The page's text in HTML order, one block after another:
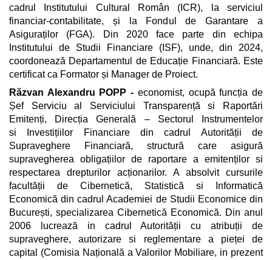
cadrul Institutului Cultural Român (ICR), la serviciul
financiar-contabilitate, și la Fondul de Garantare a
Asiguraților (FGA). Din 2020 face parte din echipa
Institutului de Studii Financiare (ISF), unde, din 2024,
coordonează Departamentul de Educație Financiară. Este
certificat ca Formator și Manager de Proiect.
Răzvan Alexandru POPP - economist, ocupă funcția de
Șef Serviciu al Serviciului Transparență si Raportări
Emitenți, Direcția Generală – Sectorul Instrumentelor
si Investițiilor Financiare din cadrul Autorității de
Supraveghere Financiară, structură care asigură
supravegherea obligațiilor de raportare a emitenților si
respectarea drepturilor acționarilor. A absolvit cursurile
facultății de Cibernetică, Statistică si Informatică
Economică din cadrul Academiei de Studii Economice din
București, specializarea Cibernetică Economică. Din anul
2006 lucrează in cadrul Autorității cu atribuții de
supraveghere, autorizare si reglementare a pieței de
capital (Comisia Națională a Valorilor Mobiliare, in prezent